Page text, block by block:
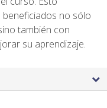
beneficiados no sólo
también con
su aprendizaje.